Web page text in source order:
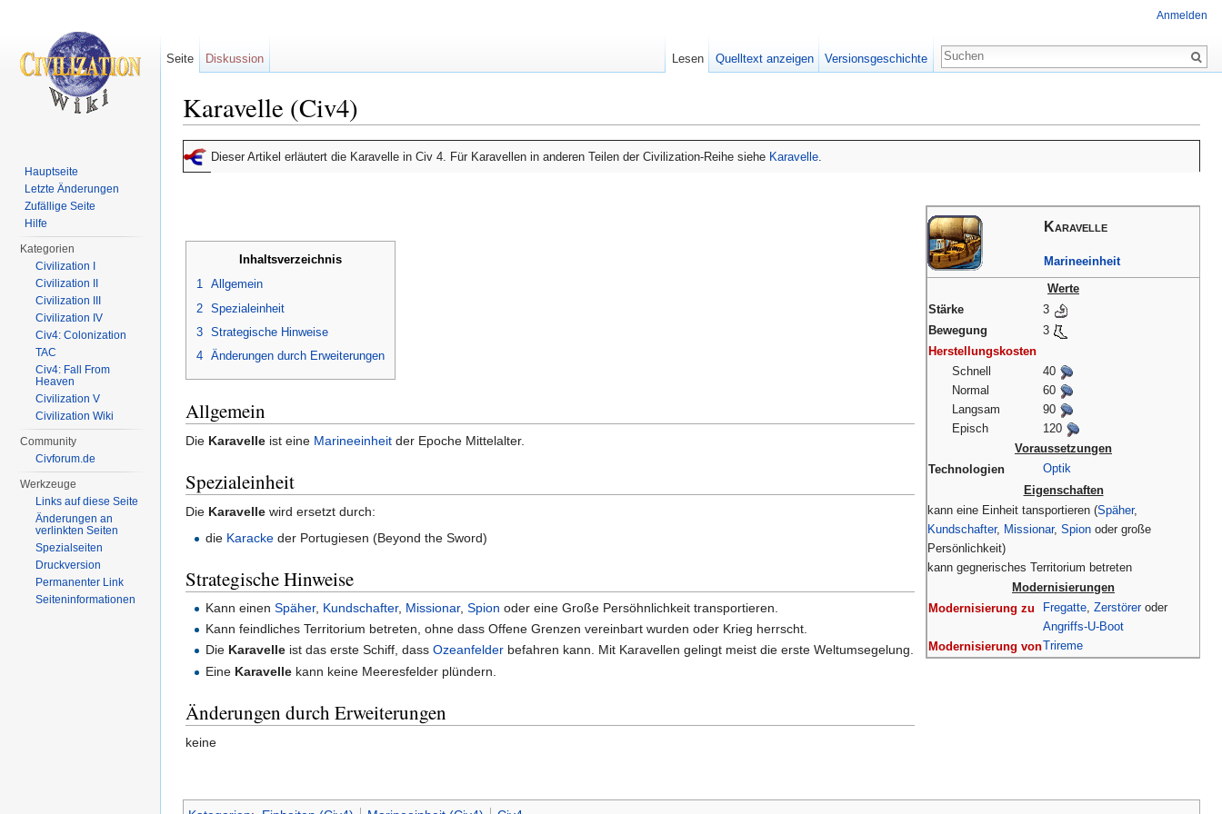
Karavelle (Civ4)
Dieser Artikel erläutert die Karavelle in Civ 4. Für Karavellen in anderen Teilen der Civilization-Reihe siehe Karavelle.
Karavelle
Marineeinheit
Werte
Stärke
3
Bewegung
3
Herstellungskosten
Schnell
40
Normal
60
Langsam
90
Episch
120
Voraussetzungen
Technologien
Optik
Eigenschaften
kann eine Einheit tansportieren (Späher,
Kundschafter, Missionar, Spion oder große
Persönlichkeit)
kann gegnerisches Territorium betreten
Modernisierungen
Modernisierung zu
Fregatte, Zerstöreroder
Angriffs-U-Boot
Modernisierung vonTrireme
Inhaltsverzeichnis
1 Allgemein
2 Spezialeinheit
3 Strategische Hinweise
4 Änderungen durch Erweiterungen
Allgemein
Die Karavelle ist eine Marineeinheit der Epoche Mittelalter.
Spezialeinheit
Die Karavelle wird ersetzt durch:
die Karacke der Portugiesen (Beyond the Sword)
Strategische Hinweise
Kann einenSpäher, Kundschafter, Missionar,Spion oder eine Große Persöhnlichkeit transportieren.
Kann feindliches Territorium betreten, ohne dass Offene Grenzen vereinbart wurden oder Krieg herrscht.
Die Karavelle ist das erste Schiff, dassOzeanfelder befahren kann. Mit Karavellen gelingt meist die erste Weltumsegelung.
Eine Karavelle kann keine Meeresfelder plündern.
Änderungen durch Erweiterungen
keine
Anmelden
Seite Diskussion Lesen Quelltext anzeigen Versionsgeschichte
Hauptseite
Letzte Änderungen
Zufällige Seite
Hilfe
Kategorien
Civilization I
Civilization II
Civilization III
Civilization IV
Civ4: Colonization
TAC
Civ4: Fall From
Heaven
Civilization V
Civilization Wiki
Community
Civforum.de
Werkzeuge
Links auf diese Seite
Änderungen an
verlinkten Seiten
Spezialseiten
Druckversion
Permanenter Link
Seiten­informationen